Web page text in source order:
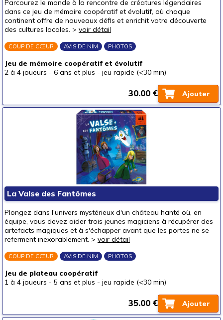
Pour les tout petits (<5 ans)
Pour les enfants (5-8 ans)
Par type
Coopération
Mémoire
Pour offrir à
un p'tit bout (3-6 ans)
(24)
un junior (6-8 ans)
un jeune ado (8-12 ans)
un adulte (16 ans et +)
(5)
Parcourez le monde à la rencontre de créatures légendaires
dans ce jeu de mémoire coopératif et évolutif, où chaque
continent offre de nouveaux défis et enrichit votre découverte
des cultures locales. > voir détail
COUP DE CŒUR AVIS DE NIM PHOTOS
Jeu de mémoire coopératif et évolutif
2 à 4 joueurs - 6 ans et plus - jeu rapide (<30 min)
Ajouter
30.00 €
La Valse des Fantômes
Plongez dans l'univers mystérieux d'un château hanté où, en
équipe, vous devez aider trois jeunes magiciens à récupérer des
artefacts magiques et à s'échapper avant que les portes ne se
referment inexorablement. > voir détail
COUP DE CŒUR AVIS DE NIM PHOTOS
Jeu de plateau coopératif
1 à 4 joueurs - 5 ans et plus - jeu rapide (<30 min)
Ajouter
35.00 €